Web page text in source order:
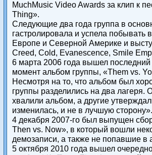
MuchMusic Video Awards за клип к
Thing».
Следующие два года группа в
гастролировала и успела побывать
Европе и Северной Америке и
Creed, Cold, Evanescence, Smile
6 марта 2006 года вышел
момент альбом группы, «Them vs.
Несмотря на то, что альбом был
группы разделились на два лагеря.
хвалили альбом, а другие
изменилась, и не в лучшую сторону».
4 декабря 2007-го был выпущен
Then vs. Now», в который вошли
демозаписи, а также не попавшие в
5 октября 2010 года вышел